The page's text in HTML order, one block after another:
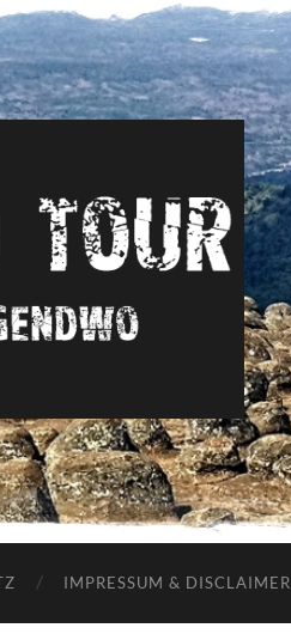
IMPRESSUM & DISCLAIMER